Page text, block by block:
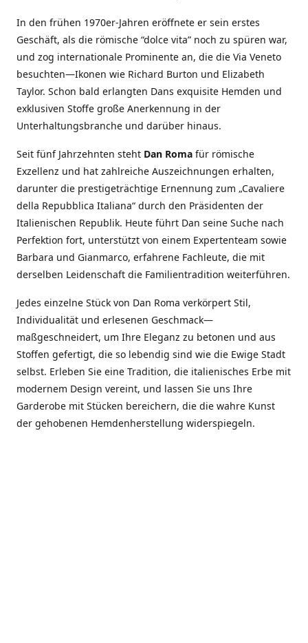
In den frühen 1970er-Jahren eröffnete er sein erstes
Geschäft, als die römische “dolce vita” noch zu spüren war,
und zog internationale Prominente an, die die Via Veneto
besuchten—Ikonen wie Richard Burton und Elizabeth
Taylor. Schon bald erlangten Dans exquisite Hemden und
exklusiven Stoffe große Anerkennung in der
Unterhaltungsbranche und darüber hinaus.
Seit fünf Jahrzehnten steht Dan Roma für römische
Exzellenz und hat zahlreiche Auszeichnungen erhalten,
darunter die prestigeträchtige Ernennung zum „Cavaliere
della Repubblica Italiana“ durch den Präsidenten der
Italienischen Republik. Heute führt Dan seine Suche nach
Perfektion fort, unterstützt von einem Expertenteam sowie
Barbara und Gianmarco, erfahrene Fachleute, die mit
derselben Leidenschaft die Familientradition weiterführen.
Jedes einzelne Stück von Dan Roma verkörpert Stil,
Individualität und erlesenen Geschmack—
maßgeschneidert, um Ihre Eleganz zu betonen und aus
Stoffen gefertigt, die so lebendig sind wie die Ewige Stadt
selbst. Erleben Sie eine Tradition, die italienisches Erbe mit
modernem Design vereint, und lassen Sie uns Ihre
Garderobe mit Stücken bereichern, die die wahre Kunst
der gehobenen Hemdenherstellung widerspiegeln.